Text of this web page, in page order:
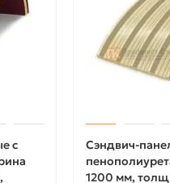
с
Сэндвич-
1200 мм,